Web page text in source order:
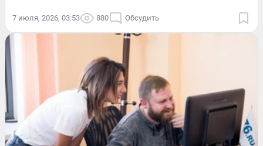
7 июля, 2026, 03:53 880 Обсудить